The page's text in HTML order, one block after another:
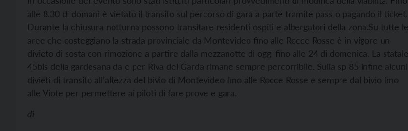
alle 8.30 di domani è vietato il transito sul percorso di gara a parte tramite pass o pagando il ticket.
Durante la chiusura notturna possono transitare residenti ospiti e albergatori della zona.Su tutte le
aree che costeggiano la strada provinciale da Montevideo fino alle Rocce Rosse è in vigore un
divieto di sosta con rimozione a partire dalla mezzanotte di oggi fino alle 24 di domenica. La statale
45bis della gardesana da e per Riva del Garda rimane sempre percorribile. Sulla sp 85 infine alcuni
divieti di transito all’altezza del bivio di Montevideo fino alle Rocce Rosse e sempre dal bivio fino
alle Viote per permettere ai piloti di fare prove e gara.
di